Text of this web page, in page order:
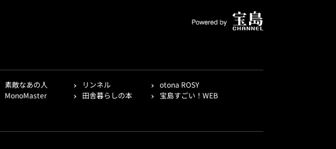
素敵なあの人 リンネル
otona ROSY
MonoMaster 田舎暮らしの本
宝島すごい！WEB